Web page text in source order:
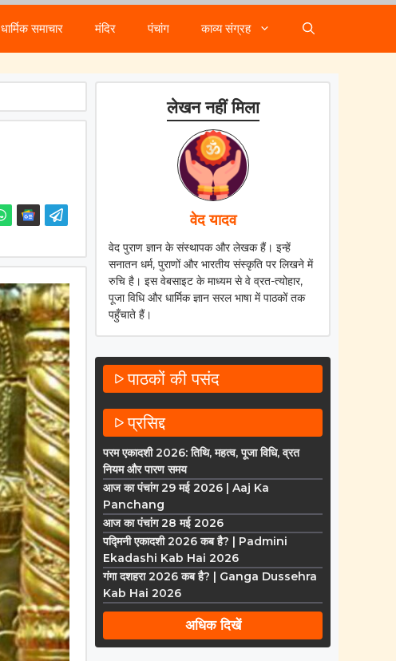
धार्मिक समाचार मंदिर पंचांग काव्य संग्रह
लेखन नहीं मिला
वेद यादव
वेद पुराण ज्ञान के संस्थापक और लेखक हैं। इन्हें
सनातन धर्म, पुराणों और भारतीय संस्कृति पर लिखने में
रुचि है। इस वेबसाइट के माध्यम से वे व्रत-त्योहार,
पूजा विधि और धार्मिक ज्ञान सरल भाषा में पाठकों तक
पहुँचाते हैं।
पाठकों की पसंद
प्रसिद्द
परम एकादशी 2026: तिथि, महत्व, पूजा विधि, व्रत
नियम और पारण समय
आज का पंचांग 29 मई 2026 | Aaj Ka
Panchang
आज का पंचांग 28 मई 2026
पद्मिनी एकादशी 2026 कब है? | Padmini
Ekadashi Kab Hai 2026
गंगा दशहरा 2026 कब है? | Ganga Dussehra
Kab Hai 2026
अधिक दिखें